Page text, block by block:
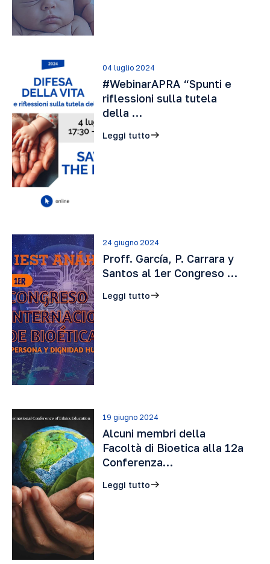
04 luglio 2024
#WebinarAPRA “Spunti e
riflessioni sulla tutela
della …
Leggi tutto
24 giugno 2024
Proff. García, P. Carrara y
Santos al 1er Congreso …
Leggi tutto
19 giugno 2024
Alcuni membri della
Facoltà di Bioetica alla 12a
Conferenza…
Leggi tutto